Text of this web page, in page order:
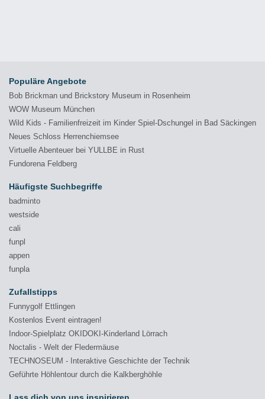
Populäre Angebote
Bob Brickman und Brickstory Museum in Rosenheim
WOW Museum München
Wild Kids - Familienfreizeit im Kinder Spiel-Dschungel in Bad Säckingen
Neues Schloss Herrenchiemsee
Virtuelle Abenteuer bei YULLBE in Rust
Fundorena Feldberg
Häufigste Suchbegriffe
badminto
westside
cali
funpl
appen
funpla
Zufallstipps
Funnygolf Ettlingen
Kostenlos Event eintragen!
Indoor-Spielplatz OKIDOKI-Kinderland Lörrach
Noctalis - Welt der Fledermäuse
TECHNOSEUM - Interaktive Geschichte der Technik
Geführte Höhlentour durch die Kalkberghöhle